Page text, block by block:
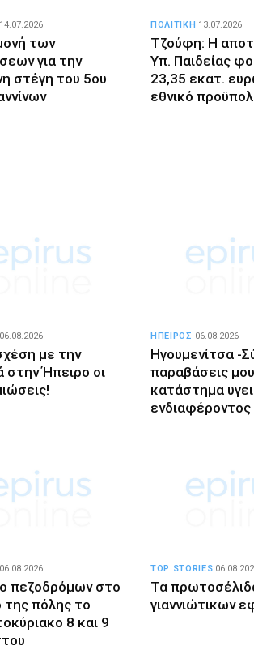
των
για την
στέγη του 5ου
14.07.2026
Τζούφη: Η
Υπ. Παιδείας
23,35 εκατ.
εθνικό
ΠΟΛΙΤΙΚΗ 13.07.2026
με την
στην Ήπειρο οι
06.08.2026
Ηγουμενίτσα -
παραβάσεις
κατάστημα
ενδιαφέροντος
ΗΠΕΙΡΟΣ 06.08.2026
πεζοδρόμων στο
της πόλης το
8 και 9
06.08.2026
Τα
γιαννιώτικων
TOP STORIES